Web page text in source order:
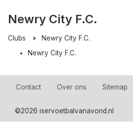
Newry City F.C.
Clubs
Newry City F.C.
Newry City F.C.
Contact Over ons Sitemap
©2026 iservoetbalvanavond.nl